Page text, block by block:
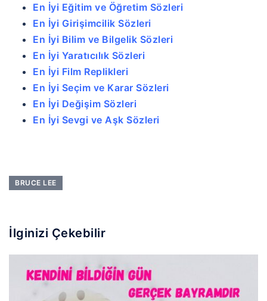
En İyi Eğitim ve Öğretim Sözleri
En İyi Girişimcilik Sözleri
En İyi Bilim ve Bilgelik Sözleri
En İyi Yaratıcılık Sözleri
En İyi Film Replikleri
En İyi Seçim ve Karar Sözleri
En İyi Değişim Sözleri
En İyi Sevgi ve Aşk Sözleri
BRUCE LEE
İlginizi Çekebilir